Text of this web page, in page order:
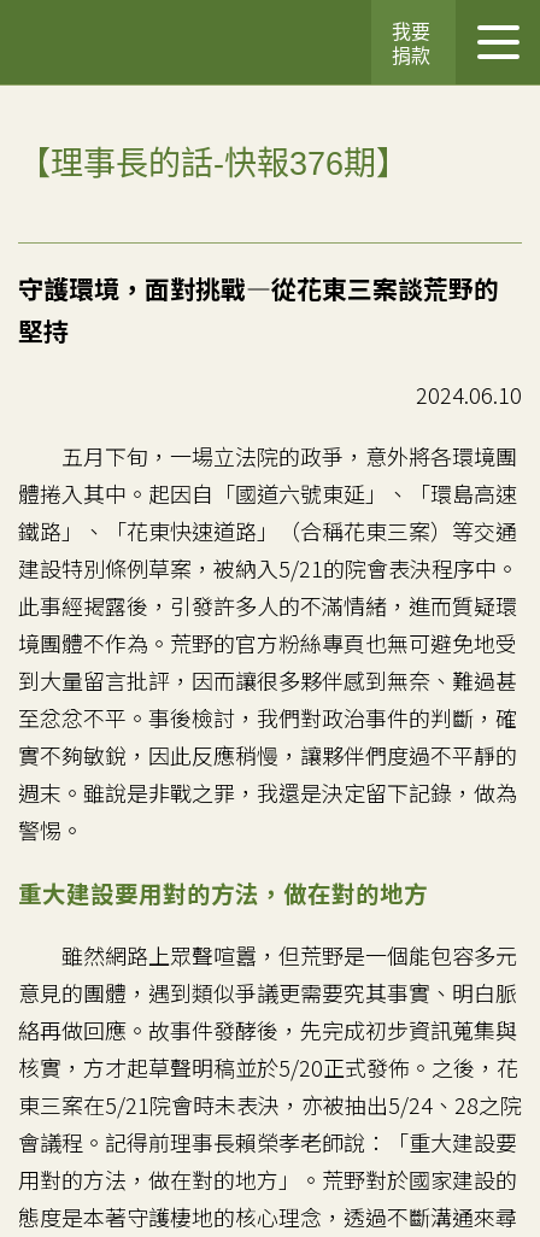
我要
捐款
【理事長的話-快報376期】
守護環境，面對挑戰—從花東三案談荒野的
堅持
2024.06.10
五月下旬，一場立法院的政爭，意外將各環境團
體捲入其中。起因自「國道六號東延」、「環島高速
鐵路」、「花東快速道路」（合稱花東三案）等交通
建設特別條例草案，被納入5/21的院會表決程序中。
此事經揭露後，引發許多人的不滿情緒，進而質疑環
境團體不作為。荒野的官方粉絲專頁也無可避免地受
到大量留言批評，因而讓很多夥伴感到無奈、難過甚
至忿忿不平。事後檢討，我們對政治事件的判斷，確
實不夠敏銳，因此反應稍慢，讓夥伴們度過不平靜的
週末。雖說是非戰之罪，我還是決定留下記錄，做為
警惕。
重大建設要用對的方法，做在對的地方
雖然網路上眾聲喧囂，但荒野是一個能包容多元
意見的團體，遇到類似爭議更需要究其事實、明白脈
絡再做回應。故事件發酵後，先完成初步資訊蒐集與
核實，方才起草聲明稿並於5/20正式發佈。之後，花
東三案在5/21院會時未表決，亦被抽出5/24、28之院
會議程。記得前理事長賴榮孝老師說：「重大建設要
用對的方法，做在對的地方」。荒野對於國家建設的
態度是本著守護棲地的核心理念，透過不斷溝通來尋